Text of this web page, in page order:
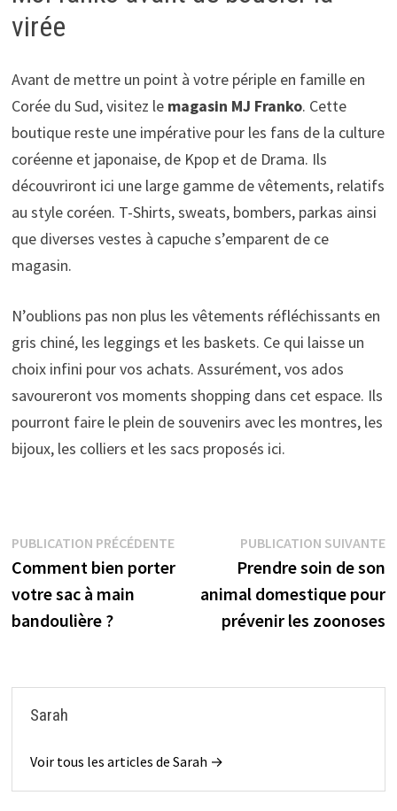
virée
Avant de mettre un point à votre périple en famille en
Corée du Sud, visitez le magasin MJ Franko. Cette
boutique reste une impérative pour les fans de la culture
coréenne et japonaise, de Kpop et de Drama. Ils
découvriront ici une large gamme de vêtements, relatifs
au style coréen. T-Shirts, sweats, bombers, parkas ainsi
que diverses vestes à capuche s’emparent de ce
magasin.
N’oublions pas non plus les vêtements réfléchissants en
gris chiné, les leggings et les baskets. Ce qui laisse un
choix infini pour vos achats. Assurément, vos ados
savoureront vos moments shopping dans cet espace. Ils
pourront faire le plein de souvenirs avec les montres, les
bijoux, les colliers et les sacs proposés ici.
Navigation
de
l’article
PUBLICATION PRÉCÉDENTEPublication
précédente :
Comment bien porter
votre sac à main
bandoulière ?
PUBLICATION SUIVANTE
Prendre soin de son
animal domestique pour
prévenir les zoonoses
Sarah
Voir tous les articles de Sarah →